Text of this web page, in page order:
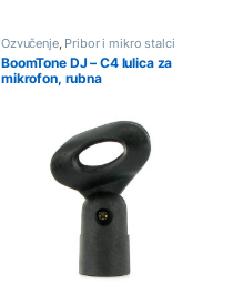
Ozvučenje, Pribor i mikro stalci
BoomTone DJ – C4 lulica za
mikrofon, rubna